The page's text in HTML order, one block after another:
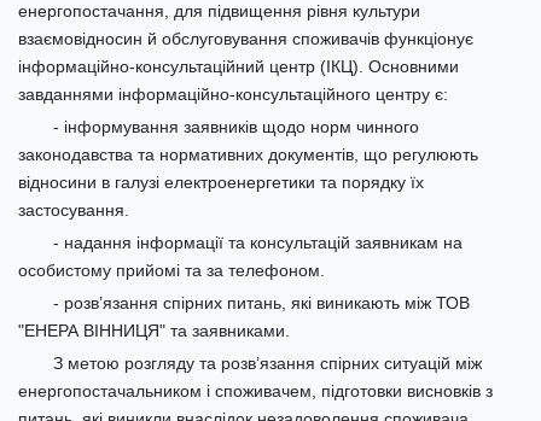
енергопостачання, для підвищення рівня культури
взаємовідносин й обслуговування споживачів функціонує
інформаційно-консультаційний центр (ІКЦ). Основними
завданнями інформаційно-консультаційного центру є:
- інформування заявників щодо норм чинного
законодавства та нормативних документів, що регулюють
відносини в галузі електроенергетики та порядку їх
застосування.
- надання інформації та консультацій заявникам на
особистому прийомі та за телефоном.
- розв’язання спірних питань, які виникають між ТОВ
"ЕНЕРА ВІННИЦЯ" та заявниками.
З метою розгляду та розв’язання спірних ситуацій між
енергопостачальником і споживачем, підготовки висновків з